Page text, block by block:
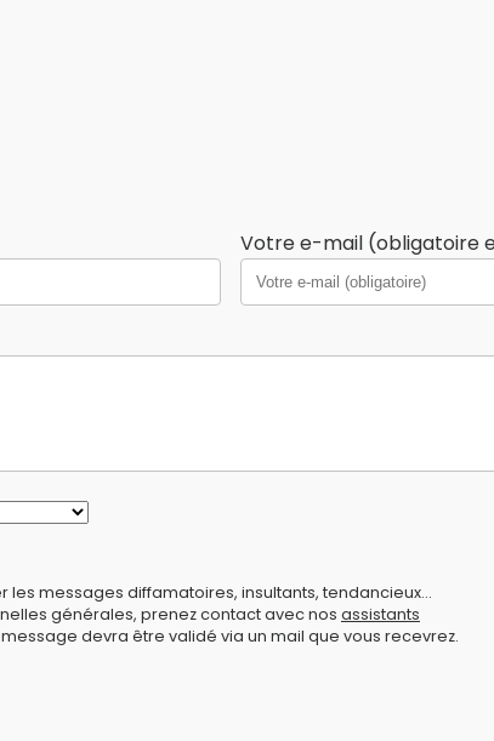
Votre e-mail (obligatoire
les messages diffamatoires, insultants, tendancieux...
générales, prenez contact avec nos assistants
devra être validé via un mail que vous recevrez.